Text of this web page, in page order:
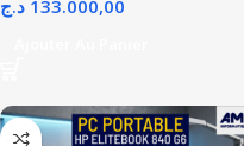
133.000,00 د.ج